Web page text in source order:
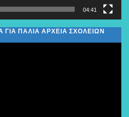
04:41
ΓΙΑ ΠΑΛΙΑ ΑΡΧΕΙΑ ΣΧΟΛΕΙΩΝ